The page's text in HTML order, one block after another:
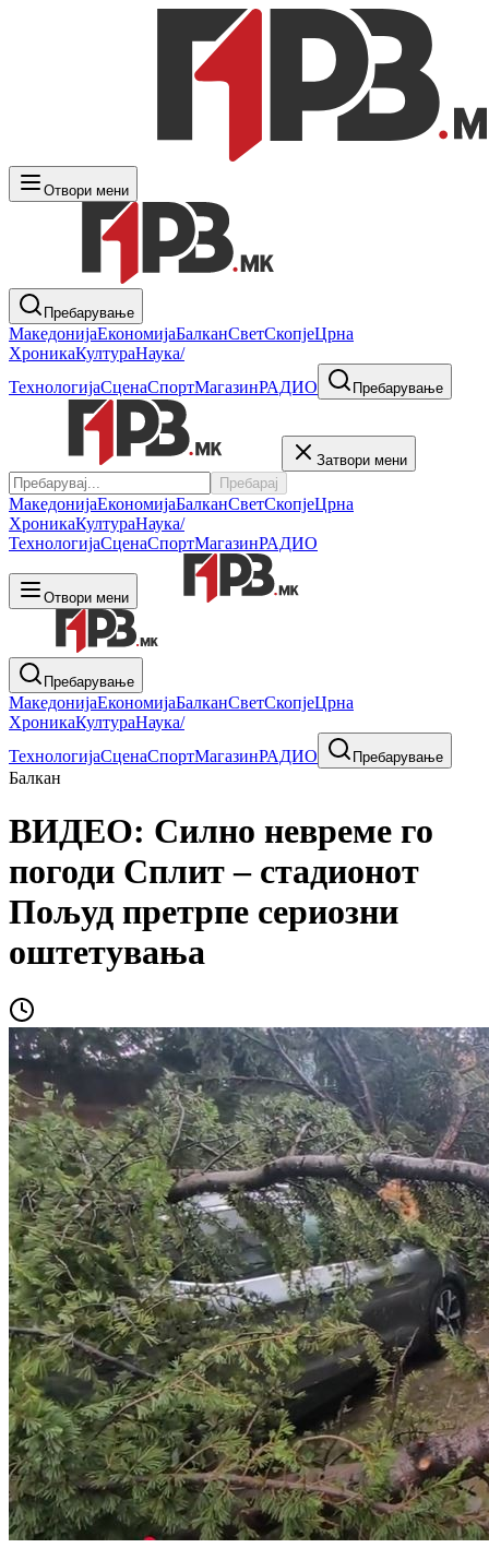
Отвори мени
Пребарување
МакедонијаЕкономијаБалканСветСкопјеЦрна
ХроникаКултураНаука/
ТехнологијаСценаСпортМагазинРАДИО Пребарување
Затвори мени
Пребарај
МакедонијаЕкономијаБалканСветСкопјеЦрна
ХроникаКултураНаука/
ТехнологијаСценаСпортМагазинРАДИО
Отвори мени
Пребарување
МакедонијаЕкономијаБалканСветСкопјеЦрна
ХроникаКултураНаука/
ТехнологијаСценаСпортМагазинРАДИО Пребарување
Балкан
ВИДЕО: Силно невреме го
погоди Сплит – стадионот
Пољуд претрпе сериозни
оштетувања